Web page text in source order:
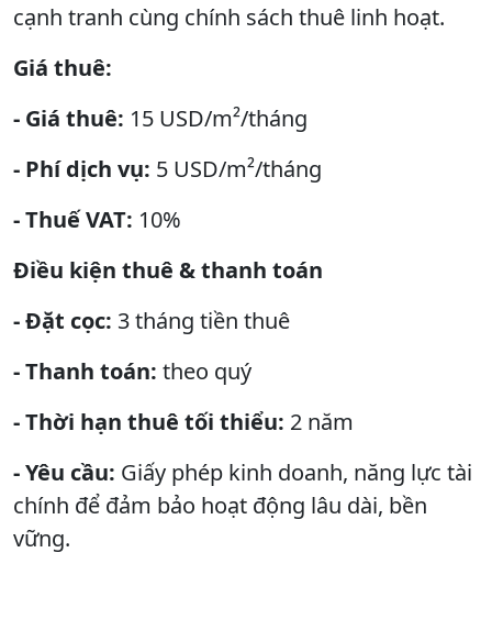
cạnh tranh cùng chính sách thuê linh hoạt.
Giá thuê:
- Giá thuê: 15 USD/m²/tháng
- Phí dịch vụ: 5 USD/m²/tháng
- Thuế VAT: 10%
Điều kiện thuê & thanh toán
- Đặt cọc: 3 tháng tiền thuê
- Thanh toán: theo quý
- Thời hạn thuê tối thiểu: 2 năm
- Yêu cầu: Giấy phép kinh doanh, năng lực tài
chính để đảm bảo hoạt động lâu dài, bền
vững.